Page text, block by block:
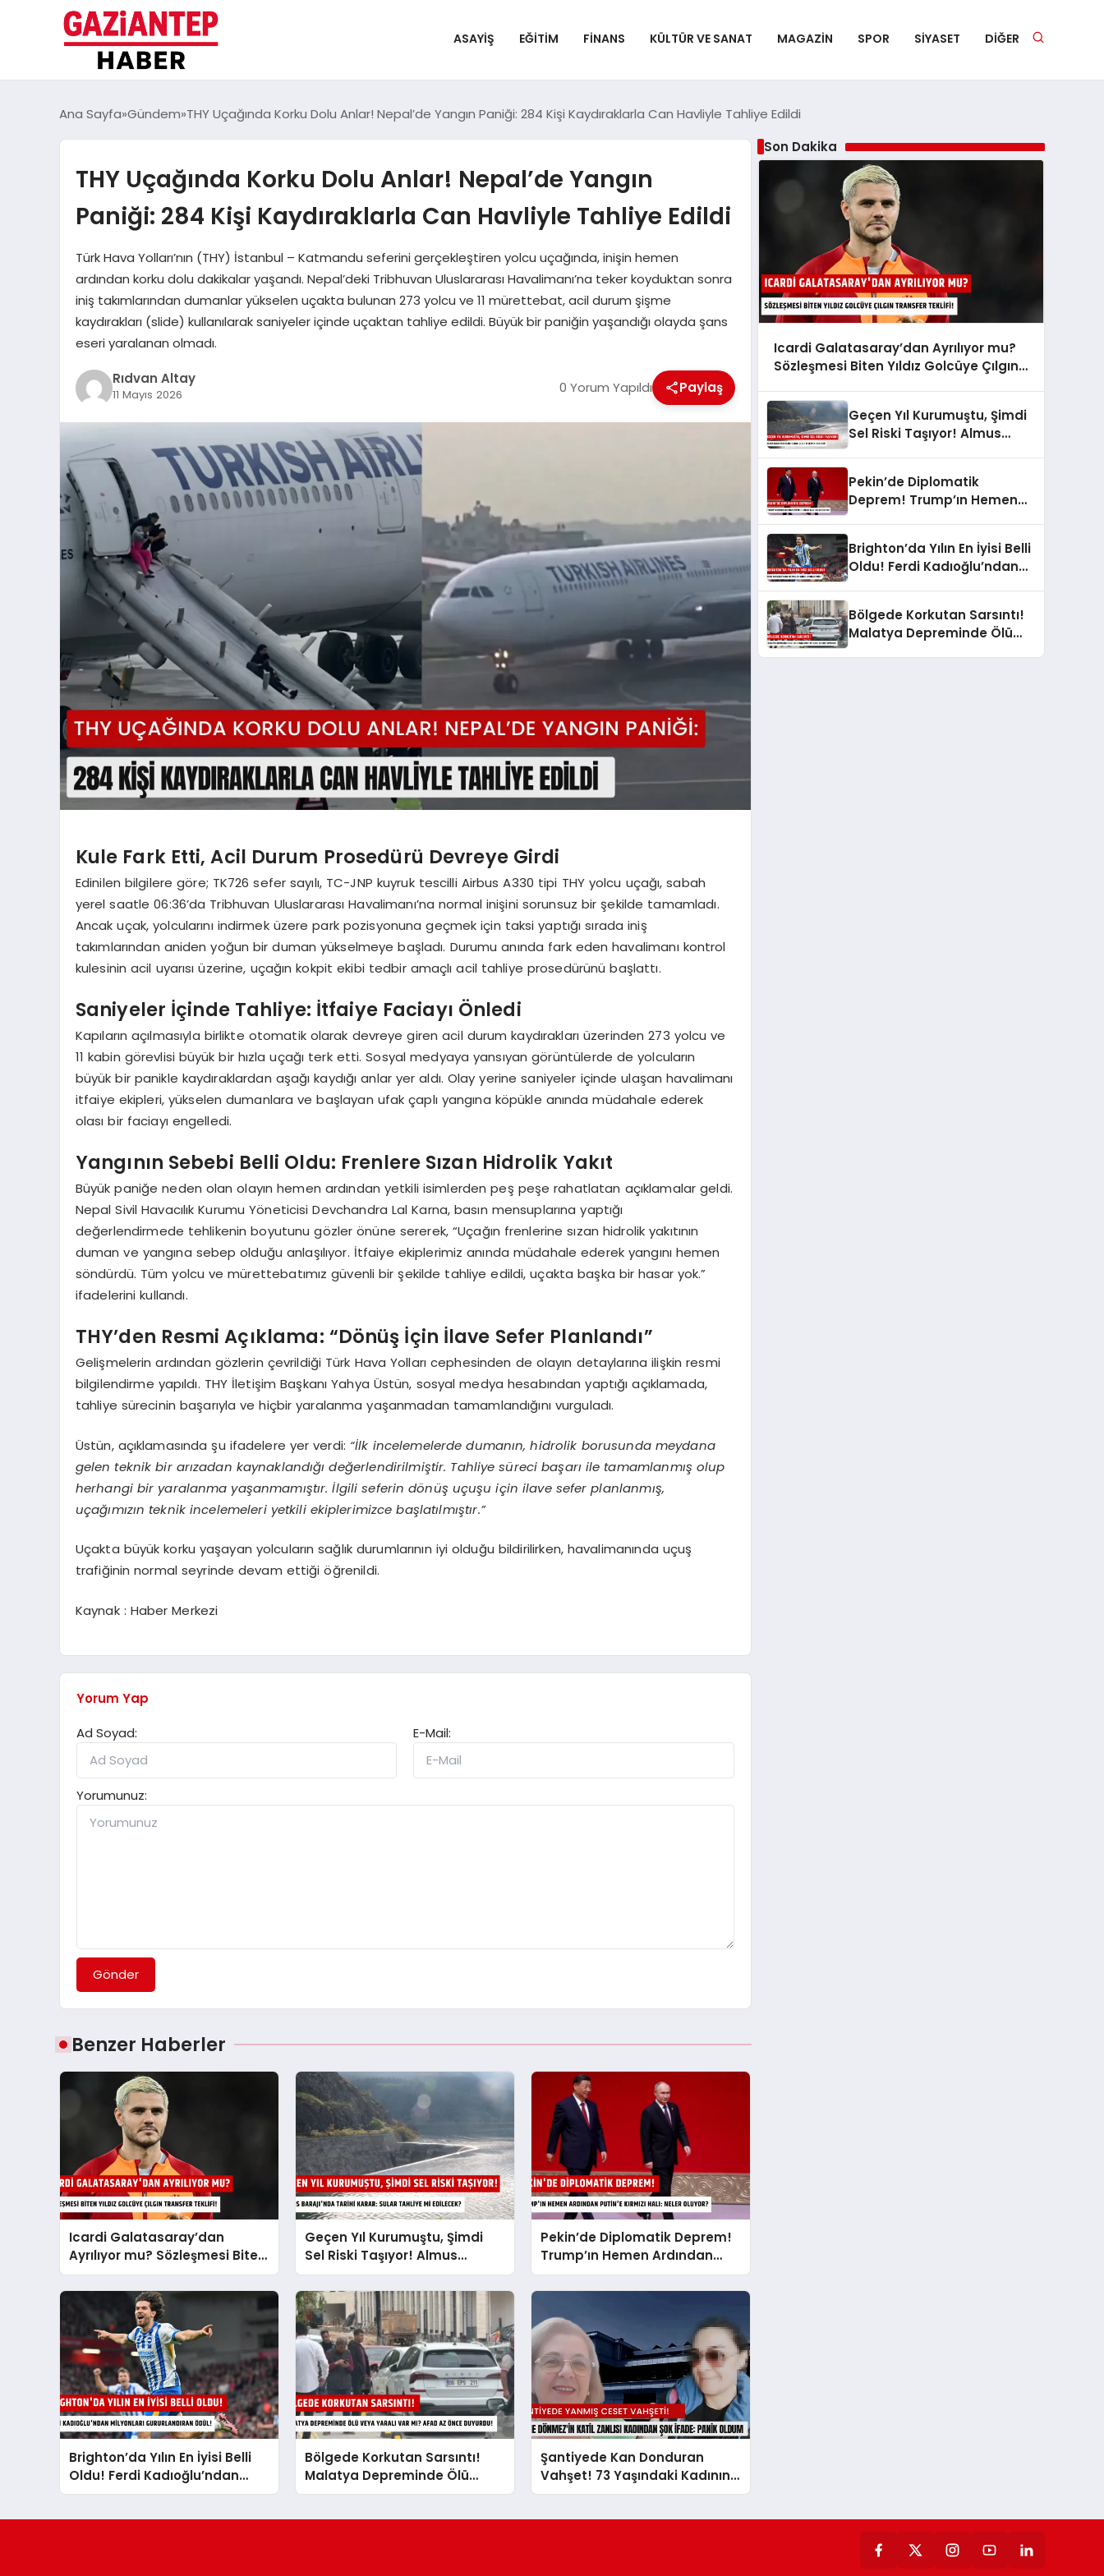
ASAYIŞ EĞITIM FINANS KÜLTÜR VE SANAT MAGAZIN SPOR SIYASET DIĞER
Ana Sayfa Gündem THY Uçağında Korku Dolu Anlar! Nepal’de Yangın Paniği: 284 Kişi Kaydıraklarla Can Havliyle Tahliye Edildi
THY Uçağında Korku Dolu Anlar! Nepal’de Yangın
Paniği: 284 Kişi Kaydıraklarla Can Havliyle Tahliye Edildi
Türk Hava Yolları’nın (THY) İstanbul – Katmandu seferini gerçekleştiren yolcu uçağında, inişin hemen
ardından korku dolu dakikalar yaşandı. Nepal’deki Tribhuvan Uluslararası Havalimanı’na teker koyduktan sonra
iniş takımlarından dumanlar yükselen uçakta bulunan 273 yolcu ve 11 mürettebat, acil durum şişme
kaydırakları (slide) kullanılarak saniyeler içinde uçaktan tahliye edildi. Büyük bir paniğin yaşandığı olayda şans
eseri yaralanan olmadı.
Rıdvan Altay
11 Mayıs 2026 0 Yorum Yapıldı Paylaş
Kule Fark Etti, Acil Durum Prosedürü Devreye Girdi
Edinilen bilgilere göre; TK726 sefer sayılı, TC-JNP kuyruk tescilli Airbus A330 tipi THY yolcu uçağı, sabah
yerel saatle 06:36’da Tribhuvan Uluslararası Havalimanı’na normal inişini sorunsuz bir şekilde tamamladı.
Ancak uçak, yolcularını indirmek üzere park pozisyonuna geçmek için taksi yaptığı sırada iniş
takımlarından aniden yoğun bir duman yükselmeye başladı. Durumu anında fark eden havalimanı kontrol
kulesinin acil uyarısı üzerine, uçağın kokpit ekibi tedbir amaçlı acil tahliye prosedürünü başlattı.
Saniyeler İçinde Tahliye: İtfaiye Faciayı Önledi
Kapıların açılmasıyla birlikte otomatik olarak devreye giren acil durum kaydırakları üzerinden 273 yolcu ve
11 kabin görevlisi büyük bir hızla uçağı terk etti. Sosyal medyaya yansıyan görüntülerde de yolcuların
büyük bir panikle kaydıraklardan aşağı kaydığı anlar yer aldı. Olay yerine saniyeler içinde ulaşan havalimanı
itfaiye ekipleri, yükselen dumanlara ve başlayan ufak çaplı yangına köpükle anında müdahale ederek
olası bir faciayı engelledi.
Yangının Sebebi Belli Oldu: Frenlere Sızan Hidrolik Yakıt
Büyük paniğe neden olan olayın hemen ardından yetkili isimlerden peş peşe rahatlatan açıklamalar geldi.
Nepal Sivil Havacılık Kurumu Yöneticisi Devchandra Lal Karna, basın mensuplarına yaptığı
değerlendirmede tehlikenin boyutunu gözler önüne sererek, “Uçağın frenlerine sızan hidrolik yakıtının
duman ve yangına sebep olduğu anlaşılıyor. İtfaiye ekiplerimiz anında müdahale ederek yangını hemen
söndürdü. Tüm yolcu ve mürettebatımız güvenli bir şekilde tahliye edildi, uçakta başka bir hasar yok.”
ifadelerini kullandı.
THY’den Resmi Açıklama: “Dönüş İçin İlave Sefer Planlandı”
Gelişmelerin ardından gözlerin çevrildiği Türk Hava Yolları cephesinden de olayın detaylarına ilişkin resmi
bilgilendirme yapıldı. THY İletişim Başkanı Yahya Üstün, sosyal medya hesabından yaptığı açıklamada,
tahliye sürecinin başarıyla ve hiçbir yaralanma yaşanmadan tamamlandığını vurguladı.
Üstün, açıklamasında şu ifadelere yer verdi: “İlk incelemelerde dumanın, hidrolik borusunda meydana
gelen teknik bir arızadan kaynaklandığı değerlendirilmiştir. Tahliye süreci başarı ile tamamlanmış olup
herhangi bir yaralanma yaşanmamıştır. İlgili seferin dönüş uçuşu için ilave sefer planlanmış,
uçağımızın teknik incelemeleri yetkili ekiplerimizce başlatılmıştır.”
Uçakta büyük korku yaşayan yolcuların sağlık durumlarının iyi olduğu bildirilirken, havalimanında uçuş
trafiğinin normal seyrinde devam ettiği öğrenildi.
Kaynak : Haber Merkezi
Yorum Yap
Ad Soyad:
E-Mail:
Yorumunuz:
Gönder
Benzer Haberler
Icardi Galatasaray’dan
Ayrılıyor mu? Sözleşmesi Biten
Yıldız Golcüye Çılgın Transfer
Teklifi!
Geçen Yıl Kurumuştu, Şimdi
Sel Riski Taşıyor! Almus
Barajı’nda Tarihi Karar: Sular
Tahliye mi Edilecek?
Pekin’de Diplomatik Deprem!
Trump’ın Hemen Ardından
Putin’e Kırmızı Halı: Neler
Oluyor?
Brighton’da Yılın En İyisi Belli
Oldu! Ferdi Kadıoğlu’ndan
Milyonları Gururlandıran Ödül!
Bölgede Korkutan Sarsıntı!
Malatya Depreminde Ölü
Veya Yaralı Var mı? AFAD Az
Şantiyede Kan Donduran
Vahşet! 73 Yaşındaki Kadının
Yanmış Cesedi Bulundu: Katil
Son Dakika
Icardi Galatasaray’dan Ayrılıyor mu?
Sözleşmesi Biten Yıldız Golcüye Çılgın
Geçen Yıl Kurumuştu, Şimdi
Sel Riski Taşıyor! Almus
Pekin’de Diplomatik
Deprem! Trump’ın Hemen
Brighton’da Yılın En İyisi Belli
Oldu! Ferdi Kadıoğlu’ndan
Bölgede Korkutan Sarsıntı!
Malatya Depreminde Ölü